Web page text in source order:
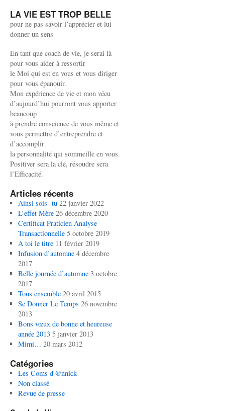
LA VIE EST TROP BELLE
pour ne pas savoir l’apprécier et lui
donner un sens
En tant que coach de vie, je serai là
pour vous aider à ressortir
le Moi qui est en vous et vous diriger
pour vous épanouir.
Mon expérience de vie et mon vécu
d’aujourd’hui pourront vous apporter
beaucoup
à prendre conscience de vous même et
vous permettre d’entreprendre et
d’accomplir
la personnalité qui sommeille en vous.
Positiver sera la clé, résoudre sera
l’Efficacité.
Articles récents
Ainsi sois- tu 22 janvier 2022
L’effet Mère 26 décembre 2020
Certificat Praticien Analyse
Transactionnelle 5 octobre 2019
A toi le titre 11 février 2019
Infusion d’automne 4 décembre
2017
Belle journée d’automne 3 octobre
2017
Tous ensemble 20 avril 2015
Se Donner Le Temps 26 novembre
2013
Bons vœux de bonne et heureuse
année 2013 5 janvier 2013
Mimi… 20 mars 2012
Catégories
Les Coms d'@nnick
Non classé
Revue de presse